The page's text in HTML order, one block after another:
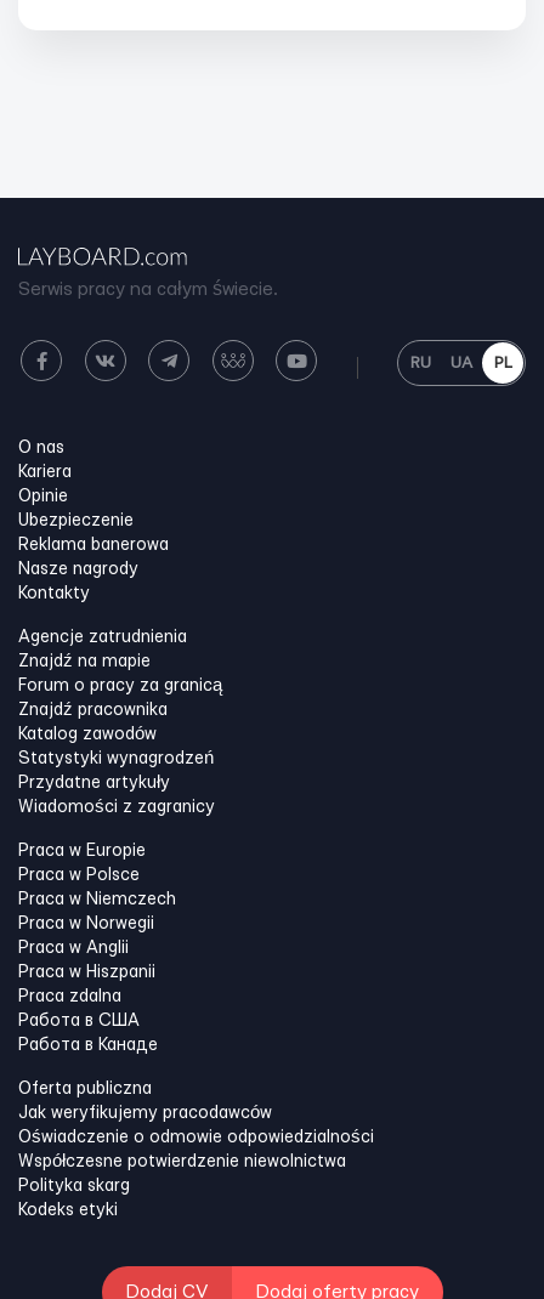
Serwis pracy na całym świecie.
RU UA PL
O nas
Kariera
Opinie
Ubezpieczenie
Reklama banerowa
Nasze nagrody
Kontakty
Agencje zatrudnienia
Znajdź na mapie
Forum o pracy za granicą
Znajdź pracownika
Katalog zawodów
Statystyki wynagrodzeń
Przydatne artykuły
Wiadomości z zagranicy
Praca w Europie
Praca w Polsce
Praca w Niemczech
Praca w Norwegii
Praca w Anglii
Praca w Hiszpanii
Praca zdalna
Работа в США
Работа в Канадe
Oferta publiczna
Jak weryfikujemy pracodawców
Oświadczenie o odmowie odpowiedzialności
Współczesne potwierdzenie niewolnictwa
Polityka skarg
Kodeks etyki
Dodaj CV Dodaj oferty pracy